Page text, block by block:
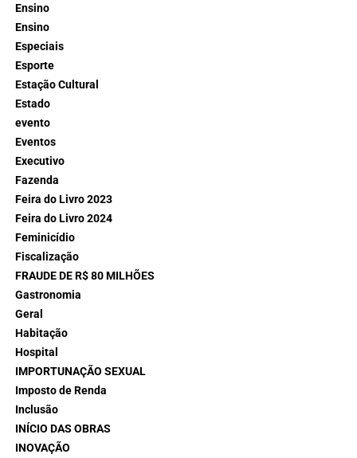
Ensino
Ensino
Especiais
Esporte
Estação Cultural
Estado
evento
Eventos
Executivo
Fazenda
Feira do Livro 2023
Feira do Livro 2024
Feminicídio
Fiscalização
FRAUDE DE R$ 80 MILHÕES
Gastronomia
Geral
Habitação
Hospital
IMPORTUNAÇÃO SEXUAL
Imposto de Renda
Inclusão
INÍCIO DAS OBRAS
INOVAÇÃO